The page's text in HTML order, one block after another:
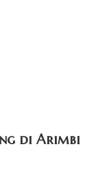
di Arimbi